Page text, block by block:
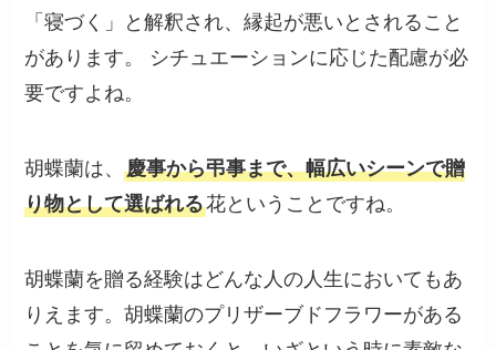
「寝づく」と解釈され、縁起が悪いとされること
があります。 シチュエーションに応じた配慮が必
要ですよね。
胡蝶蘭は、慶事から弔事まで、幅広いシーンで贈
り物として選ばれる花ということですね。
胡蝶蘭を贈る経験はどんな人の人生においてもあ
りえます。胡蝶蘭のプリザーブドフラワーがある